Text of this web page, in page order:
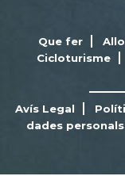
Que fer
Cicloturisme
Avís Legal
dades personals